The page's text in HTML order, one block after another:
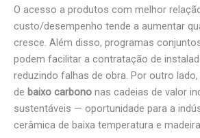
O acesso a produtos com melhor
custo/desempenho tende a aumentar
cresce. Além disso, programas
podem facilitar a contratação de
reduzindo falhas de obra. Por outro
de baixo carbono nas cadeias de valor
sustentáveis — oportunidade para a
cerâmica de baixa temperatura e